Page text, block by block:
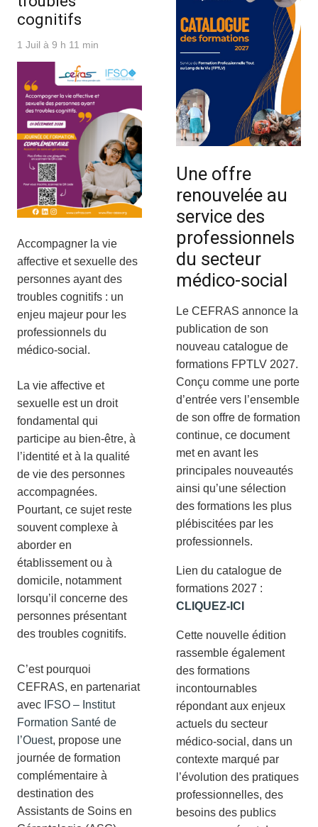
cognitifs
1 Juil à 9 h 11 min
Accompagner la vie
affective et sexuelle des
personnes ayant des
troubles cognitifs : un
enjeu majeur pour les
professionnels du
médico-social.
La vie affective et
sexuelle est un droit
fondamental qui
participe au bien-être, à
l’identité et à la qualité
de vie des personnes
accompagnées.
Pourtant, ce sujet reste
souvent complexe à
aborder en
établissement ou à
domicile, notamment
lorsqu’il concerne des
personnes présentant
des troubles cognitifs.
C’est pourquoi
CEFRAS, en partenariat
avec IFSO – Institut
Formation Santé de
l’Ouest, propose une
journée de formation
complémentaire à
destination des
Assistants de Soins en
Une offre
renouvelée au
service des
professionnels
du secteur
médico-social
Le CEFRAS annonce la
publication de son
nouveau catalogue de
formations FPTLV 2027.
Conçu comme une porte
d’entrée vers l’ensemble
de son offre de formation
continue, ce document
met en avant les
principales nouveautés
ainsi qu’une sélection
des formations les plus
plébiscitées par les
professionnels.
Lien du catalogue de
formations 2027 :
CLIQUEZ-ICI
Cette nouvelle édition
rassemble également
des formations
incontournables
répondant aux enjeux
actuels du secteur
médico-social, dans un
contexte marqué par
l’évolution des pratiques
professionnelles, des
besoins des publics